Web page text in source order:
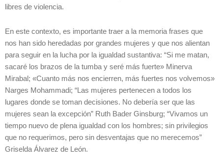
libres de violencia.
En este contexto, es importante traer a la memoria frases que
nos han sido heredadas por grandes mujeres y que nos alientan
para seguir en la lucha por la igualdad sustantiva: “Si me matan,
sacaré los brazos de la tumba y seré más fuerte» Minerva
Mirabal; «Cuanto más nos encierren, más fuertes nos volvemos»
Narges Mohammadi; “Las mujeres pertenecen a todos los
lugares donde se toman decisiones. No debería ser que las
mujeres sean la excepción” Ruth Bader Ginsburg; “Vivamos un
tiempo nuevo de plena igualdad con los hombres; sin privilegios
que no requerimos, pero sin desventajas que no merecemos”
Griselda Álvarez de León.